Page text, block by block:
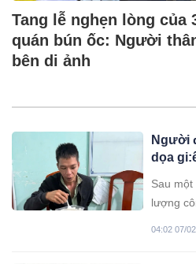
Tang lễ nghẹn lòng của
quán bún ốc: Người
bên di ảnh
Người
dọa
Sau
lượng
04:02 07/